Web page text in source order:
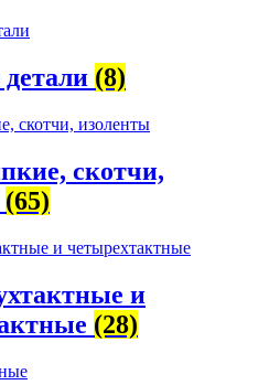
(8)
скотчи,
(65)
и
(28)